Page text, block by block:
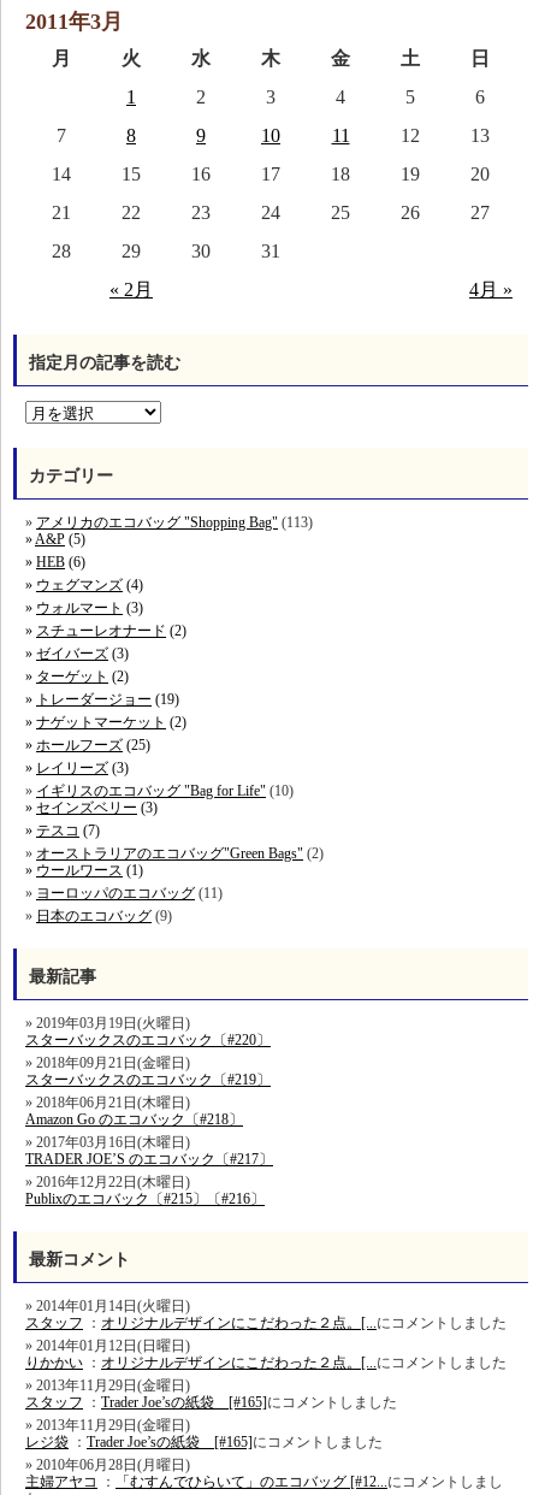
2011年3月
月 火 水 木 金 土 日
« 2月 4月 »
1 2 3 4 5
6
7
8 9 10 11 12
13
14
15 16 17 18 19
20
21
22 23 24 25 26
27
28
29 30 31
指定月の記事を読む
カテゴリー
アメリカのエコバッグ "Shopping Bag" (113)
A&P (5)
HEB (6)
ウェグマンズ (4)
ウォルマート (3)
スチューレオナード (2)
ゼイバーズ (3)
ターゲット (2)
トレーダージョー (19)
ナゲットマーケット (2)
ホールフーズ (25)
レイリーズ (3)
イギリスのエコバッグ "Bag for Life" (10)
セインズベリー (3)
テスコ (7)
オーストラリアのエコバッグ"Green Bags" (2)
ウールワース (1)
ヨーロッパのエコバッグ (11)
日本のエコバッグ (9)
最新記事
2019年03月19日(火曜日)
スターバックスのエコバック〔#220〕
2018年09月21日(金曜日)
スターバックスのエコバック〔#219〕
2018年06月21日(木曜日)
Amazon Go のエコバック〔#218〕
2017年03月16日(木曜日)
TRADER JOE’S のエコバック〔#217〕
2016年12月22日(木曜日)
Publixのエコバック〔#215〕〔#216〕
最新コメント
2014年01月14日(火曜日)
スタッフ ： オリジナルデザインにこだわった２点。[... にコメントしました
2014年01月12日(日曜日)
りかかい ： オリジナルデザインにこだわった２点。[... にコメントしました
2013年11月29日(金曜日)
スタッフ ： Trader Joe’sの紙袋 [#165]にコメントしました
2013年11月29日(金曜日)
レジ袋 ： Trader Joe’sの紙袋 [#165]にコメントしました
2010年06月28日(月曜日)
主婦アヤコ
： 「むすんでひらいて」のエコバッグ [#12... にコメントしまし